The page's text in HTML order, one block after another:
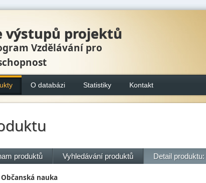
výstupů projektů
Vzdělávání pro
O databázi Statistiky Kontakt
produktů Vyhledávání produktů Detail
Občanská nauka